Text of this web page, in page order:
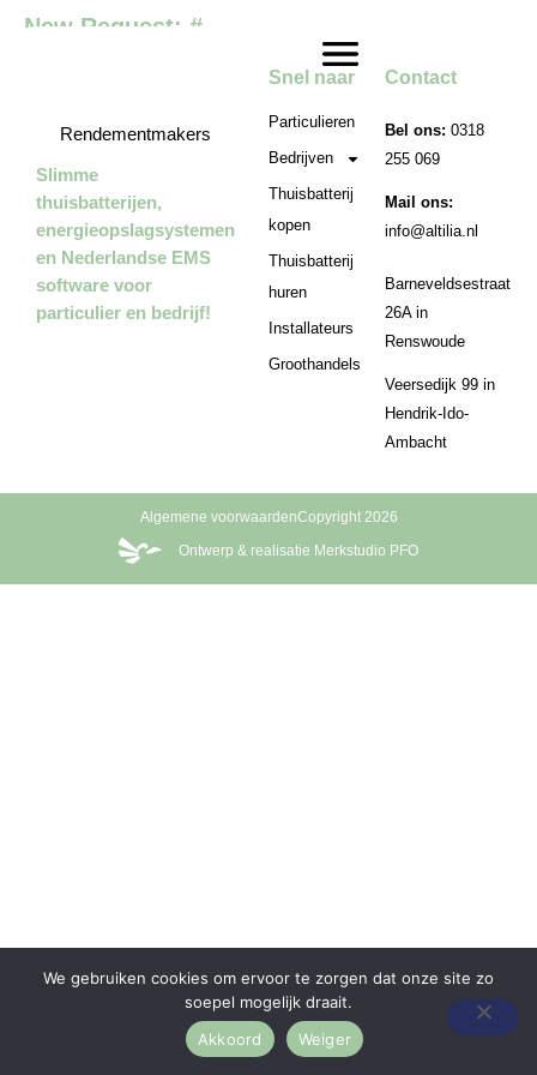
New Request: #
Rendementmakers
Slimme
thuisbatterijen,
energieopslagsystemen
en Nederlandse EMS
software voor
particulier en bedrijf!
Snel naar
Particulieren
Bedrijven
Thuisbatterij
kopen
Thuisbatterij
huren
Installateurs
Groothandels
Contact
Bel ons: 0318
255 069
Mail ons:
info@altilia.nl
Barneveldsestraat
26A in
Renswoude
Veersedijk 99 in
Hendrik-Ido-
Ambacht
Algemene voorwaardenCopyright 2026
Ontwerp & realisatie Merkstudio PFO
We gebruiken cookies om ervoor te zorgen dat onze site zo
soepel mogelijk draait.
Akkoord
Weiger